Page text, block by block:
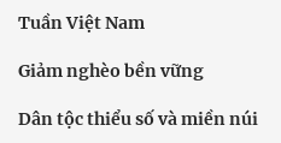
Tuần Việt Nam
Giảm nghèo bền vững
Dân tộc thiểu số và miền núi